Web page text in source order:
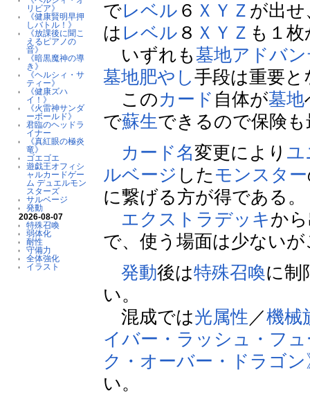
リビア》
《健康賢明早押
しバトル！》
《放課後に聞こ
えるピアノの
音》
《暗黒魔神の導
き》
《ヘルシィ・サ
ティー》
《健康ズハ
イ！》
《火雷神サンダ
ーボールド》
君臨のヘッドラ
イナー
《真紅眼の極炎
竜》
ゴエゴエ
遊戯王オフィシ
ャルカードゲー
ム デュエルモン
スターズ
サルベージ
発動
2026-08-07
特殊召喚
弱体化
耐性
守備力
全体強化
イラスト
でレベル ６ ＸＹＺ が出せ
は レベル ８ ＸＹＺ も１
いずれも墓地アドバ
墓地肥やし手段は重要と
このカード 自体が墓地
で蘇生できるので保険
カード名変更により ユ
ルベージ した モンスター
に繋げる方が得である。
エクストラデッキか
で、使う場面は少ない
発動後は特殊召喚に制
い。
混成では光属性／機械
イバー・ラッシュ・フ
ク・オーバー・ドラゴン
い。